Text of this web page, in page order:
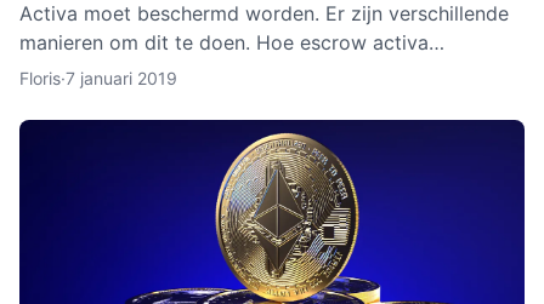
Activa moet beschermd worden. Er zijn verschillende
manieren om dit te doen. Hoe escrow activa
beschermt, leggen we uit in dit artikel. Ook leggen we
Floris·7 januari 2019